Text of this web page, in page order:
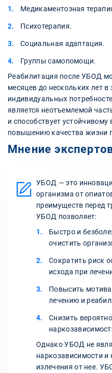
Медикаментозная
Психотерапия.
Социальная адаптация.
Группы самопомощи.
Реабилитация после УБОД
месяцев до нескольких лет в
индивидуальных
является неотъемлемой
и способствует
повышению качества жизни
Мнение
УБОД — это
организма от
преимуществ перед
УБОД позволяет:
Быстро и
очистить
Сократить риск
исхода при
Повысить
лечению и
Снизить
Однако УБОД не
наркозависимости и
излечения от нее.